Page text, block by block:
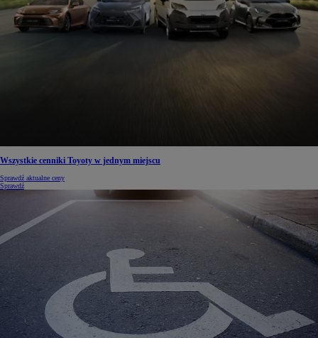
Wszystkie cenniki Toyoty w jednym miejscu
Sprawdź aktualne ceny
Sprawdź